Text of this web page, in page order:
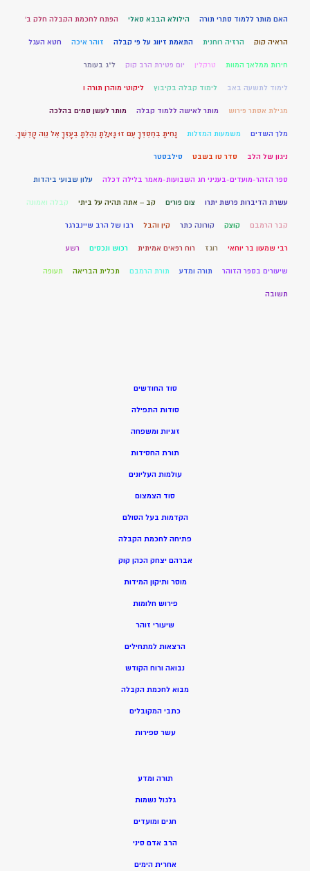
האם מותר ללמוד סתרי תורה הילולא הבבא סאלי הפתח לחכמת הקבלה חלק ב'
הראיה קוק הרזיה רוחנית התאמת זיווג על פי קבלה זוהר איכה חטא העגל
חירות ממלאך המוות טרקלין יום פטירת הרב קוק ל"ג בעומר
לימוד לתשעה באב לימוד קבלה בקיבוץ ליקוטי מוהרן תורה ו
מגילת אסתר פירוש מותר לאישה ללמוד קבלה מותר לעשן סמים בהלכה
מלך השדים משמעות המזלות נָחִיתָ בְחַסְדְּךָ עַם זוּ גָּאָלְתָּ נֵהַלְתָּ בְעָזְּךָ אֶל נְוֵה קָדְשֶׁךָ.
ניגון של הלב סדר טו בשבט סילבסטר
ספר הזהר-מועדים-בעניני חג השבועות-מאמר בלילה דכלה עלון שבועי ביהדות
עשרת הדיברות פרשת יתרו צום פורים קב – אתה תהיה על ביתי קבלה ואמונה
קבר הרמבם קוצק קורונה כתר קין והבל רבו של הרב שיינברגר
רבי שמעון בר יוחאי רוגז רוח רפאים אמיתית רכוש ונכסים רשע
שיעורים בספר הזוהר תורה ומדע תורת הרמבם תכלית הבריאה תעופה
תשובה
סוד החודשים
סודות התפילה
זוגיות ומשפחה
תורת החסידות
עולמות העליונים
סוד הצמצום
הקדמות בעל הסולם
פתיחה לחכמת הקבלה
אברהם יצחק הכהן קוק
מוסר ותיקון המידות
פירוש חלומות
שיעורי זוהר
הרצאות למתחילים
נבואה ורוח הקודש
מבוא לחכמת הקבלה
כתבי המקובלים
עשר ספירות
תורה ומדע
גלגול נשמות
חגים ומועדים
הרב אדם סיני
אחרית הימים